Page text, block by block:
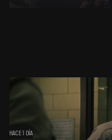
HACE 1 DÍA